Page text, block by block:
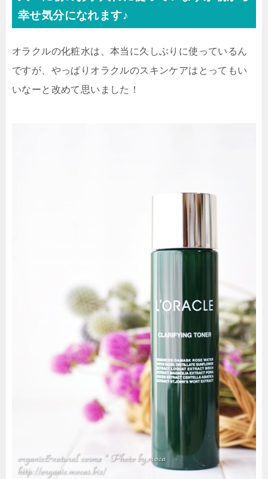
幸せ気分になれます♪
オラクルの化粧水は、本当に久しぶりに使っているん
ですが、やっぱりオラクルのスキンケアはとってもい
いなーと改めて思いました！